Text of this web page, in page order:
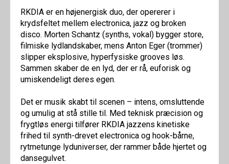
RKDIA er en højenergisk duo, der opererer i
krydsfeltet mellem electronica, jazz og broken
disco. Morten Schantz (synths, vokal) bygger store,
filmiske lydlandskaber, mens Anton Eger (trommer)
slipper eksplosive, hyperfysiske grooves løs.
Sammen skaber de en lyd, der er rå, euforisk og
umiskendeligt deres egen.
Det er musik skabt til scenen – intens, omsluttende
og umulig at stå stille til. Med teknisk præcision og
frygtløs energi tilfører RKDIA jazzens kinetiske
frihed til synth-drevet electronica og hook-bårne,
rytmetunge lyduniverser, der rammer både hjertet og
dansegulvet.